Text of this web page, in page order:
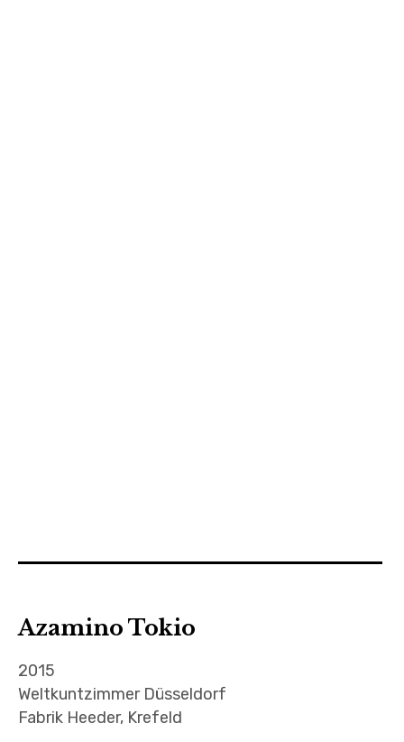
Azamino Tokio
2015
Weltkuntzimmer Düsseldorf
Fabrik Heeder, Krefeld